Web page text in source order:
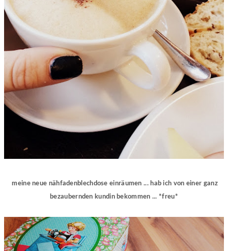
meine neue nähfadenblechdose einräumen ... hab ich von einer ganz
bezaubernden kundin bekommen ... *freu*